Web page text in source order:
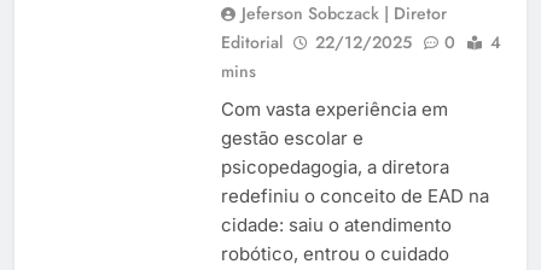
Jeferson Sobczack | Diretor
Editorial
22/12/2025 0
4
mins
Com vasta experiência em
gestão escolar e
psicopedagogia, a diretora
redefiniu o conceito de EAD na
cidade: saiu o atendimento
robótico, entrou o cuidado